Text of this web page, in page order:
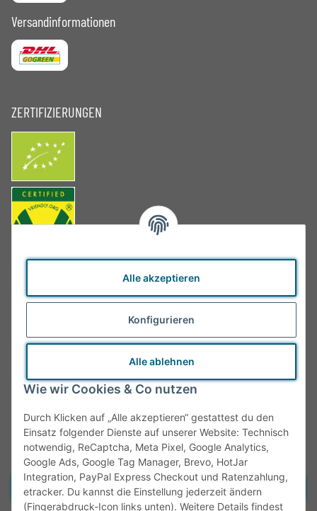
Alle akzeptieren
Konfigurieren
Alle ablehnen
Wie wir Cookies & Co nutzen
Durch Klicken auf „Alle akzeptieren“ gestattest du den
Einsatz folgender Dienste auf unserer Website: Technisch
notwendig, ReCaptcha, Meta Pixel, Google Analytics,
Google Ads, Google Tag Manager, Brevo, HotJar
Integration, PayPal Express Checkout und Ratenzahlung,
etracker. Du kannst die Einstellung jederzeit ändern
(Fingerabdruck-Icon links unten). Weitere Details findest
Versandinformationen
ZERTIFIZIERUNGEN
Vertrag widerrufen